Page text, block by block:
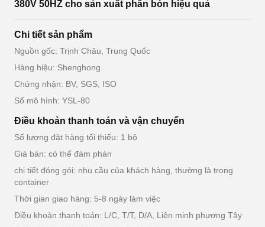
380V 50HZ cho sản xuất phân bón hiệu quả
Chi tiết sản phẩm
Nguồn gốc: Trịnh Châu, Trung Quốc
Hàng hiệu: Shenghong
Chứng nhận: BV, SGS, ISO
Số mô hình: YSL-80
Điều khoản thanh toán và vận chuyển
Số lượng đặt hàng tối thiểu: 1 bộ
Giá bán: có thể đàm phán
chi tiết đóng gói: nhu cầu của khách hàng, thường là trong
container
Thời gian giao hàng: 5-8 ngày làm việc
Điều khoản thanh toán: L/C, T/T, D/A, Liên minh phương Tây